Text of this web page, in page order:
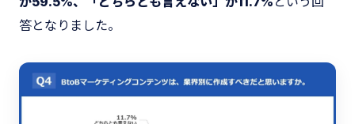
答となりました。